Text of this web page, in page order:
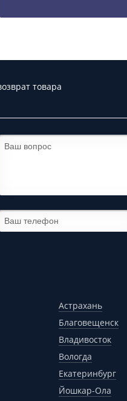
товара
Астрахань
Благовещенск
Владивосток
Вологда
Екатеринбург
Йошкар-Ола